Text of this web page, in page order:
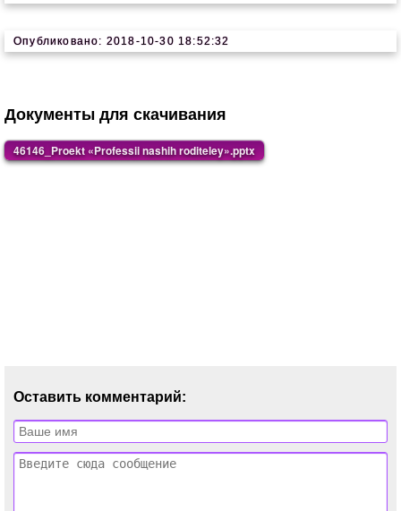
Опубликовано: 2018-10-30 18:52:32
Документы для скачивания
46146_Proekt «Professii nashih roditeley».pptx
Оставить комментарий: